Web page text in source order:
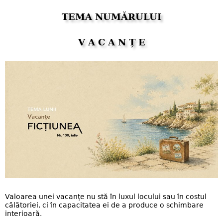
TEMA NUMĂRULUI
V A C A N Ț E
Valoarea unei vacanțe nu stă în luxul locului sau în costul
călătoriei, ci în capacitatea ei de a produce o schimbare
interioară.